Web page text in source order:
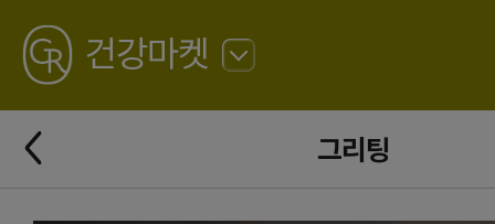
GREATING
건강마켓
로
그리팅
뒤
로
가